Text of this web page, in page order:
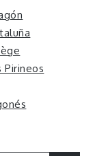
Pirineos